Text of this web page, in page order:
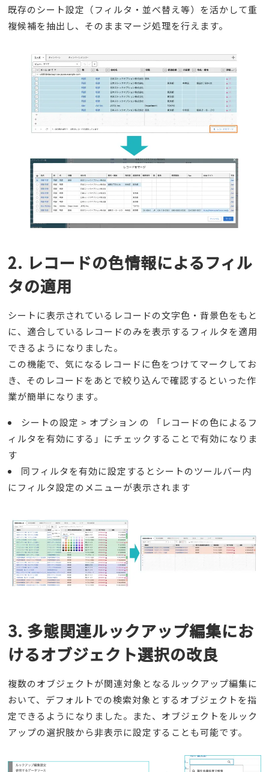
既存のシート設定（フィルタ・並べ替え等）を活かして重
複候補を抽出し、そのままマージ処理を行えます。
2. レコードの色情報によるフィル
タの適用
シートに表示されているレコードの文字色・背景色をもと
に、適合しているレコードのみを表示するフィルタを適用
できるようになりました。
この機能で、気になるレコードに色をつけてマークしてお
き、そのレコードをあとで絞り込んで確認するといった作
業が簡単になります。
シートの設定 > オプション の 「レコードの色によるフ
ィルタを有効にする」にチェックすることで有効になりま
す
同フィルタを有効に設定するとシートのツールバー内
にフィルタ設定のメニューが表示されます
3. 多態関連ルックアップ編集にお
けるオブジェクト選択の改良
複数のオブジェクトが関連対象となるルックアップ編集に
おいて、デフォルトでの検索対象とするオブジェクトを指
定できるようになりました。また、オブジェクトをルック
アップの選択肢から非表示に設定することも可能です。